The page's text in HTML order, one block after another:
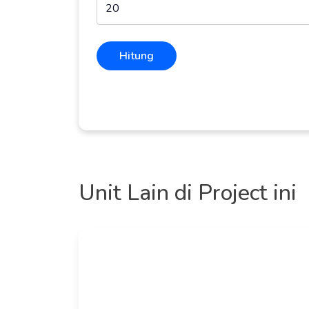
Hitung
Unit Lain di Project ini